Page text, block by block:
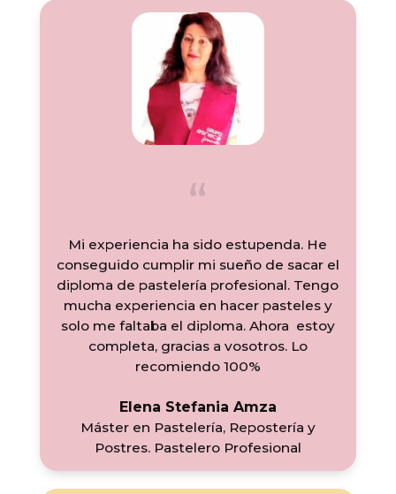
Mi experiencia ha sido estupenda. He
conseguido cumplir mi sueño de sacar el
diploma de pastelería profesional. Tengo
mucha experiencia en hacer pasteles y
solo me faltaba el diploma. Ahora estoy
completa, gracias a vosotros. Lo
recomiendo 100%
Elena Stefania Amza
Máster en Pastelería, Repostería y
Postres. Pastelero Profesional